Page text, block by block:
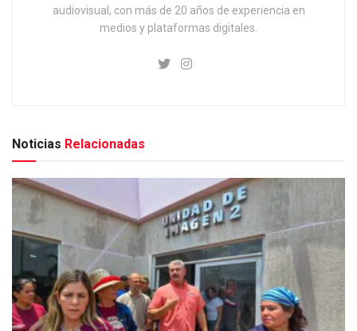
audiovisual, con más de 20 años de experiencia en
medios y plataformas digitales.
Noticias Relacionadas